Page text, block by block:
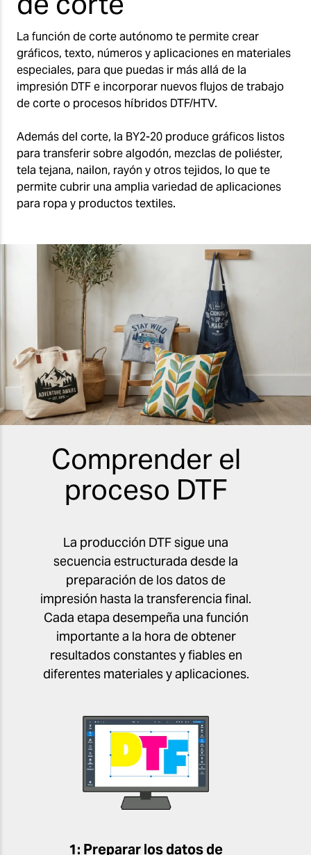
La función de corte autónomo te permite crear
gráficos, texto, números y aplicaciones en materiales
especiales, para que puedas ir más allá de la
impresión DTF e incorporar nuevos flujos de trabajo
de corte o procesos híbridos DTF/HTV.
Además del corte, la BY2-20 produce gráficos listos
para transferir sobre algodón, mezclas de poliéster,
tela tejana, nailon, rayón y otros tejidos, lo que te
permite cubrir una amplia variedad de aplicaciones
para ropa y productos textiles.
Comprender el
proceso DTF
La producción DTF sigue una
secuencia estructurada desde la
preparación de los datos de
impresión hasta la transferencia final.
Cada etapa desempeña una función
importante a la hora de obtener
resultados constantes y fiables en
diferentes materiales y aplicaciones.
1: Preparar los datos de